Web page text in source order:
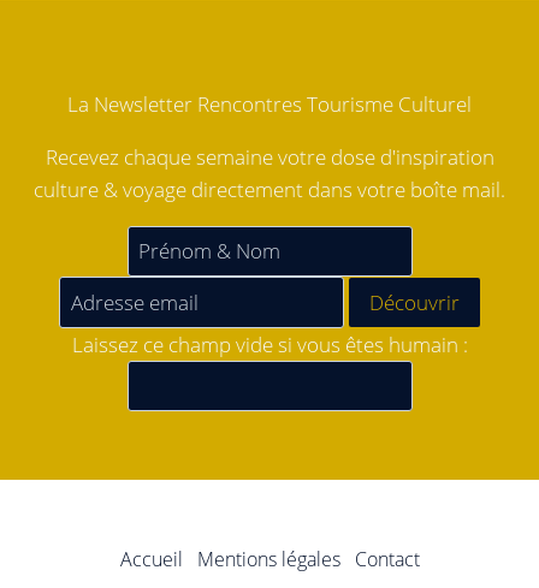
La Newsletter Rencontres Tourisme Culturel
Recevez chaque semaine votre dose d'inspiration
culture & voyage directement dans votre boîte mail.
Laissez ce champ vide si vous êtes humain :
Accueil Mentions légales Contact